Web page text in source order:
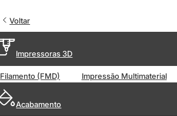
Voltar
Impressoras 3D
Filamento (FMD) Impressão Multimaterial
Acabamento